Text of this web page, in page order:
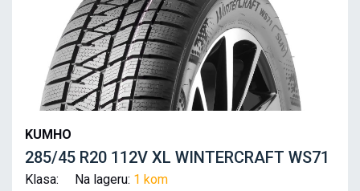
KUMHO
285/45 R20 112V XL WINTERCRAFT WS71
Klasa: Na lageru: 1 kom